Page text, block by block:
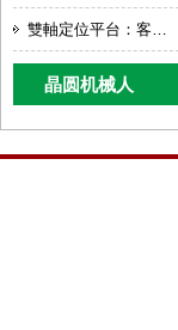
雙軸定位平台：客製化
晶圆机械人